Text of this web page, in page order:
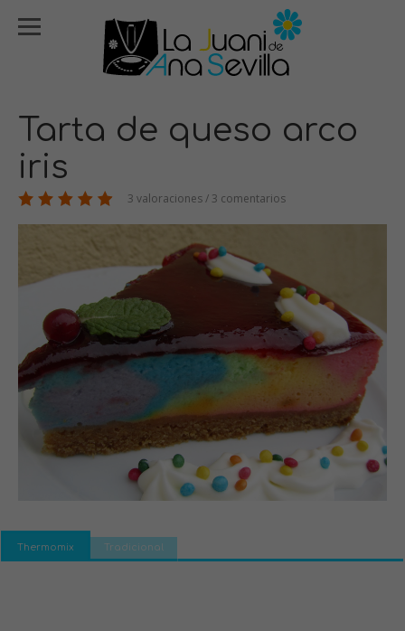
Tarta de queso arco
iris
3 valoraciones / 3 comentarios
Thermomix Tradicional